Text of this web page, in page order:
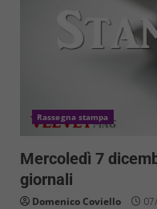
Rassegna stampa
Mercoledì 7
giornali
Domenico Coviello